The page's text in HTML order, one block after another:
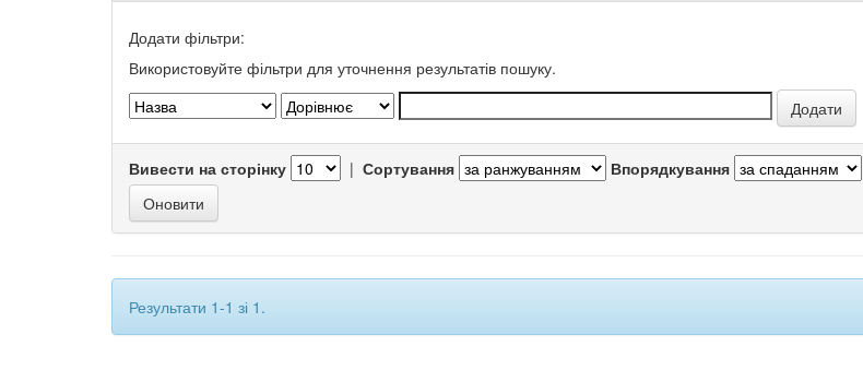
Додати фільтри:
Використовуйте фільтри для уточнення результатів пошуку.
Вивести на сторінку | Сортування Впорядкування
Результати 1-1 зі 1.